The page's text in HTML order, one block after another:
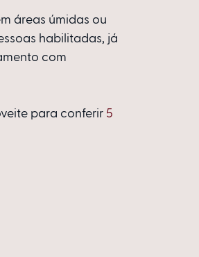
áreas úmidas ou
habilitadas, já
com
para conferir 5